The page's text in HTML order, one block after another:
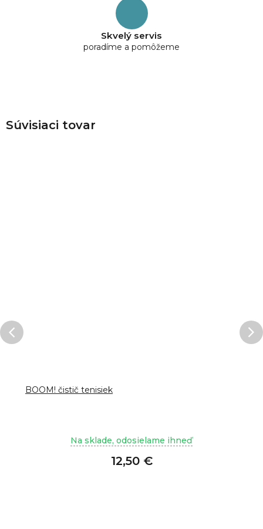
Skvelý servis
poradíme a pomôžeme
Súvisiaci tovar
BOOM! čistič tenisiek
Na sklade, odosielame ihneď
12,50 €